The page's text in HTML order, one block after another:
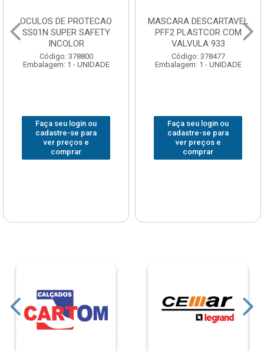
OCULOS DE PROTECAO
SS01N SUPER SAFETY
INCOLOR
Código: 378800
Embalagem: 1 - UNIDADE
Faça seu login ou
cadastre-se para
ver preços e
comprar
MASCARA DESCARTAVEL
PFF2 PLASTCOR COM
VALVULA 933
Código: 378477
Embalagem: 1 - UNIDADE
Faça seu login ou
cadastre-se para
ver preços e
comprar